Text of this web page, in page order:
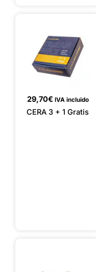
29,70€ IVA incluido
CERA 3 + 1 Gratis